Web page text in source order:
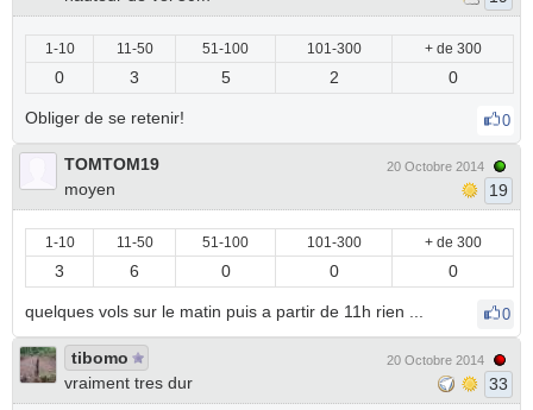
1-10 11-50 51-100 101-300 + de 300
0 3 5 2 0
Obliger de se retenir! 0
TOMTOM19
moyen
20 Octobre 2014
19
1-10 11-50 51-100 101-300 + de 300
3 6 0 0 0
quelques vols sur le matin puis a partir de 11h rien ... 0
tibomo
vraiment tres dur
20 Octobre 2014
33